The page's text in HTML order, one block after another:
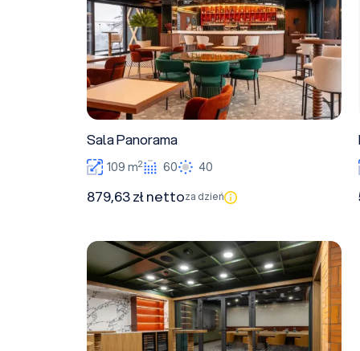
Sala Panorama
109 m2 60 40
879,63 zł nettoza dzień
VIP Room